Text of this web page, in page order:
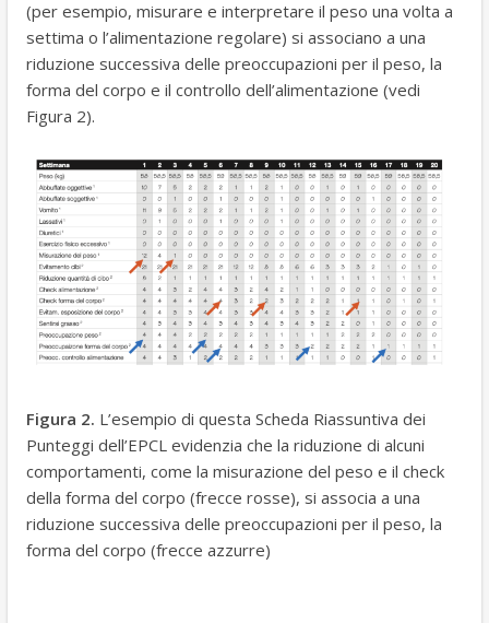
(per esempio, misurare e interpretare il peso una volta a
settima o l’alimentazione regolare) si associano a una
riduzione successiva delle preoccupazioni per il peso, la
forma del corpo e il controllo dell’alimentazione (vedi
Figura 2).
Figura 2. L’esempio di questa Scheda Riassuntiva dei
Punteggi dell’EPCL evidenzia che la riduzione di alcuni
comportamenti, come la misurazione del peso e il check
della forma del corpo (frecce rosse), si associa a una
riduzione successiva delle preoccupazioni per il peso, la
forma del corpo (frecce azzurre)